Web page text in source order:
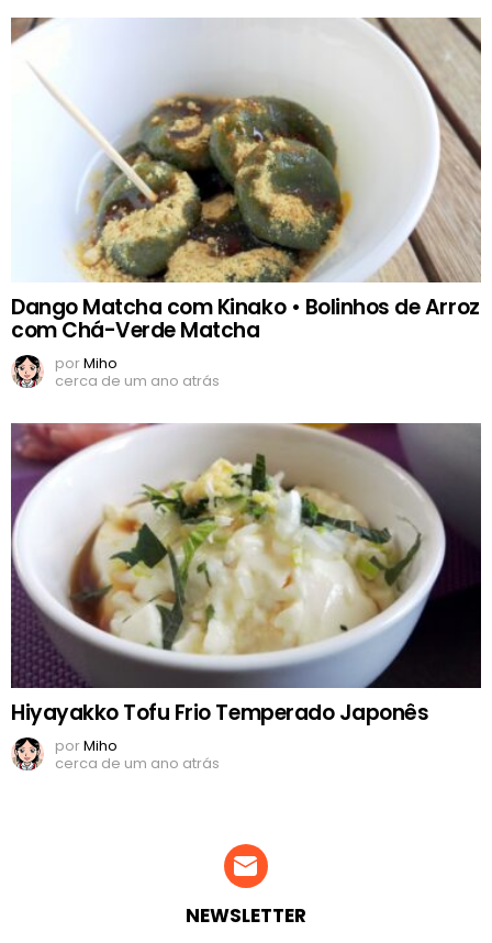
Dango Matcha com Kinako • Bolinhos de Arroz
com Chá-Verde Matcha
porMiho
cerca de um ano atrás
Hiyayakko Tofu Frio Temperado Japonês
porMiho
cerca de um ano atrás
NEWSLETTER